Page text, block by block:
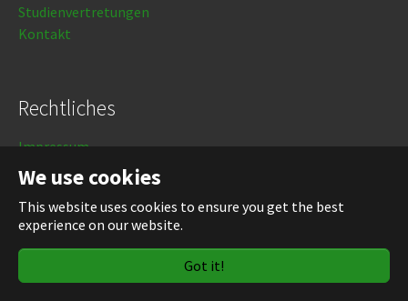
We use cookies
This website uses cookies to ensure you get the best
experience on our website.
Got it!
Studienvertretungen
Kontakt
Rechtliches
Impressum
Datenschutz
Login